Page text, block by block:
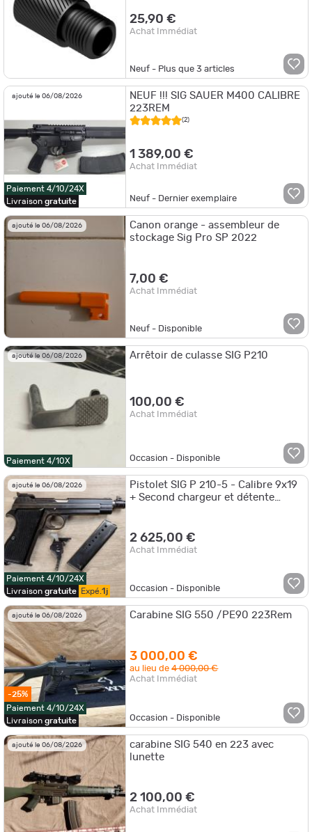
25,90 €
Achat Immédiat
Neuf - Plus que3 articles
ajouté le 06/08/2026
Paiement 4/10/24X
Livraison gratuite
NEUF !!! SIG SAUER M400 CALIBRE
223REM
(2)
1 389,00 €
Achat Immédiat
Neuf - Dernier exemplaire
ajouté le 06/08/2026
Canon orange - assembleur de
stockage Sig Pro SP 2022
7,00 €
Achat Immédiat
Neuf - Disponible
ajouté le 06/08/2026
Paiement 4/10X
Arrêtoir de culasse SIG P210
100,00 €
Achat Immédiat
Occasion - Disponible
ajouté le 06/08/2026
Paiement 4/10/24X
Livraison gratuite Expé. 1j
Pistolet SIG P 210-5 - Calibre 9x19
+ Second chargeur et détente
2 625,00 €
Achat Immédiat
Occasion - Disponible
ajouté le 06/08/2026
-25%
Paiement 4/10/24X
Livraison gratuite
Carabine SIG 550 /PE90 223Rem
3 000,00 €
au lieu de4 000,00 €
Achat Immédiat
Occasion - Disponible
ajouté le 06/08/2026
carabine SIG 540 en 223 avec
lunette
2 100,00 €
Achat Immédiat